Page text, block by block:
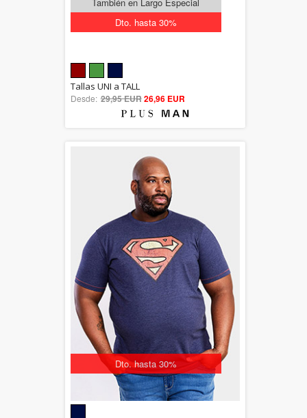
Dto. hasta 30%
5.00
out of 5
Tallas UNI a TALL
Desde: 29,95 EUR26,96 EUR
Dto. hasta 30%